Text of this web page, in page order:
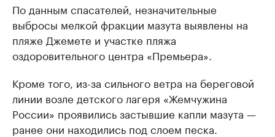
По данным спасателей, незначительные
выбросы мелкой фракции мазута выявлены на
пляже Джемете и участке пляжа
оздоровительного центра «Премьера».
Кроме того, из-за сильного ветра на береговой
линии возле детского лагеря «Жемчужина
России» проявились застывшие капли мазута —
ранее они находились под слоем песка.